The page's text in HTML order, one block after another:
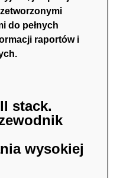
do pełnych
raportów i
stack.
wysokiej